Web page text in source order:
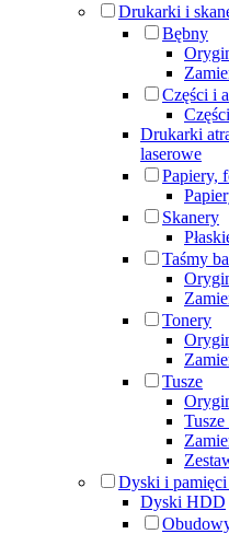
Drukarki i
Bębny
Części i
Części
Drukarki
laserowe
Papiery,
Skanery
Taśmy
Tonery
Tusze
Dyski i pamięci
Dyski HDD